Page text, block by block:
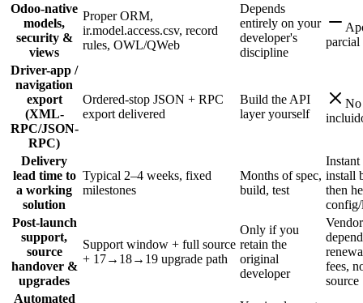
Odoo-native
models,
security &
views
Proper ORM,
ir.model.access.csv, record
rules, OWL/QWeb
Depends
entirely on your
developer's
discipline
parcial
Driver-app /
navigation
export
(XML-
RPC/JSON-
RPC)
Ordered-stop JSON + RPC
export delivered
Build the API
layer yourself
No
Delivery
lead time to
a working
solution
Typical 2–4 weeks, fixed
milestones
Months of spec,
build, test
Instant
install
then
Post-launch
support,
source
handover &
upgrades
Support window + full source
+ 17→18→19 upgrade path
Only if you
retain the
original
developer
fees,
source
Automated